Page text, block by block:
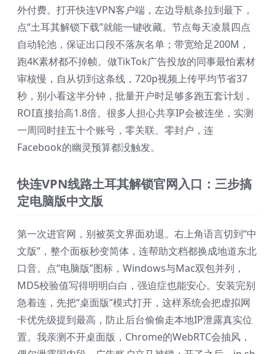
外付费。打开快连VPN客户端，左边导航条拉到最下，
点“土耳其解锁下载”就能一键收藏。节点每天凌晨四点
自动轮池，保证出口段不落灰名单；带宽给足200M，
跑4K素材都不掉帧。做TikTok广告投放的同事最怕素材
审核慢，自从切到这条线，720p视频上传平均节省37
秒，别小看这半分钟，批量开户时足够多跑五套计划，
ROI直接抬高1.8倍。很多人担心共享IP会被连坐，实测
一周同时挂五十个账号，零关联、零封户，连
Facebook的幽灵预算都没触发。
快连VPN线路土耳其解锁官网入口：三步搞
定电脑版中文版
第一次进官网，别被英文界面劝退。右上角语言切到“中
文版”，整个面板秒变简体，连帮助文档都换成地道东北
口音。点“电脑版”图标，Windows与Mac双包并列，
MD5校验值写得明明白白，强迫症也能安心。安装完别
急着连，先把“桌面版”模式打开，这样系统会把虚拟网
卡优先级提到最高，防止后台偷偷走本地IP泄露真实位
置。我亲测不开桌面版，Chrome的WebRTC会抽风，